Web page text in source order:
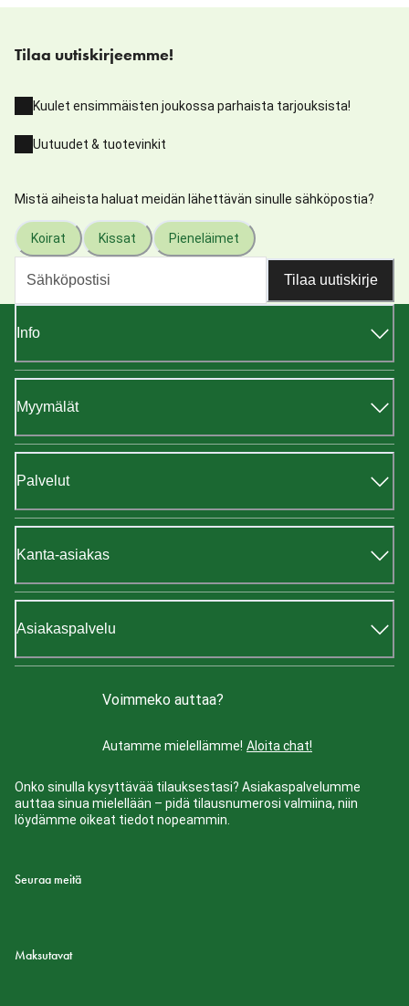
Tilaa uutiskirjeemme!
Kuulet ensimmäisten joukossa parhaista tarjouksista!
Uutuudet & tuotevinkit
Mistä aiheista haluat meidän lähettävän sinulle sähköpostia?
Koirat Kissat Pieneläimet
Tilaa uutiskirje
Info
Myymälät
Palvelut
Kanta-asiakas
Asiakaspalvelu
Voimmeko auttaa?
Autamme mielellämme! Aloita chat!
Onko sinulla kysyttävää tilauksestasi? Asiakaspalvelumme
auttaa sinua mielellään – pidä tilausnumerosi valmiina, niin
löydämme oikeat tiedot nopeammin.
Seuraa meitä
Maksutavat